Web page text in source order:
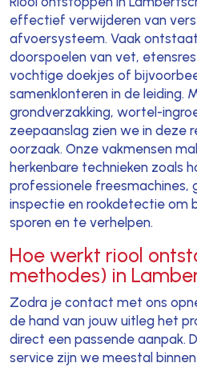
effectief verwijderen van
afvoersysteem. Vaak
doorspoelen van vet,
vochtige doekjes of
samenklonteren in de leiding.
grondverzakking, wortel-
zeepaanslag zien we in deze
oorzaak. Onze vakmensen
herkenbare technieken zoals
professionele freesmachines,
inspectie en rookdetectie om
sporen en te verhelpen.
Hoe werkt riool
methodes) in
Zodra je contact met ons
de hand van jouw uitleg het
direct een passende aanpak.
service zijn we meestal